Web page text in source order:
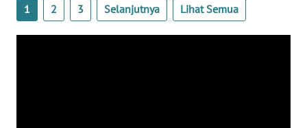
1 2 3 Selanjutnya Lihat Semua
JAMBI